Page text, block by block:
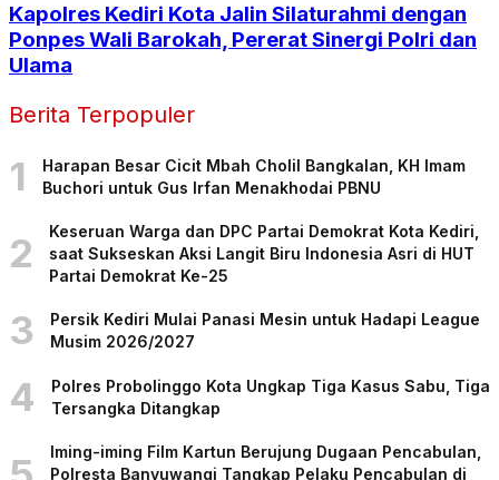
Kapolres Kediri Kota Jalin Silaturahmi dengan
Ponpes Wali Barokah, Pererat Sinergi Polri dan
Ulama
Berita Terpopuler
1
Harapan Besar Cicit Mbah Cholil Bangkalan, KH Imam
Buchori untuk Gus Irfan Menakhodai PBNU
2
Keseruan Warga dan DPC Partai Demokrat Kota Kediri,
saat Sukseskan Aksi Langit Biru Indonesia Asri di HUT
Partai Demokrat Ke-25
3
Persik Kediri Mulai Panasi Mesin untuk Hadapi League
Musim 2026/2027
4
Polres Probolinggo Kota Ungkap Tiga Kasus Sabu, Tiga
Tersangka Ditangkap
Iming-iming Film Kartun Berujung Dugaan Pencabulan,
Polresta Banyuwangi Tangkap Pelaku Pencabulan di